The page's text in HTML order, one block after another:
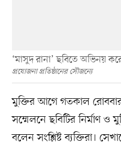
‘মাসুদ রানা’ ছবিতে অভিনয়
প্রযোজনা প্রতিষ্ঠানের সৌজন্যে
মুক্তির আগে গতকাল
সম্মেলনে ছবিটির নির্মাণ ও
বলেন সংশ্লিষ্ট ব্যক্তিরা।